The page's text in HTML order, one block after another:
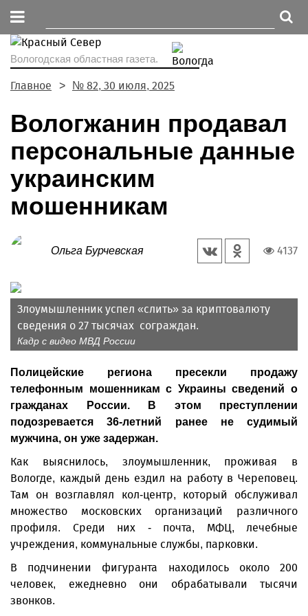
Вологодская областная газета.
Главное № 82, 30 июля, 2025
Вологжанин продавал
персональные данные
украинским
мошенникам
Ольга Бурчевская 4137
Злоумышлен­ник успел «слить» за криптовалюту
сведения о 27 тысячах сограждан.
Кадр с видео МВД России
Полицейские региона пресекли продажу
телефонным мошенникам с Украины сведений о
гражданах России. В этом преступлении
подозревается 36-летний ранее не судимый
мужчина, он уже задержан.
Как выяснилось, злоумышленник, проживая в
Вологде, каждый день ездил на работу в Череповец.
Там он возглавлял кол-центр, который обслуживал
множество московских организаций различного
профиля. Среди них - почта, МФЦ, лечебные
учреждения, коммунальные службы, парковки.
В подчинении фигуранта находилось около 200
человек, ежедневно они обрабатывали тысячи
звонков.